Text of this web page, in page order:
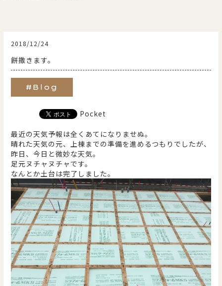
2018/12/24
餅撒きます。
#Blog
Pocket
最近の天気予報は全くあてになりませぬ。
晴れた天気の元、上棟までの準備を進めるつもりでしたが、
昨日、今日と微妙な天気。
足元ヌチャヌチャです。
なんとか土台は完了しました。